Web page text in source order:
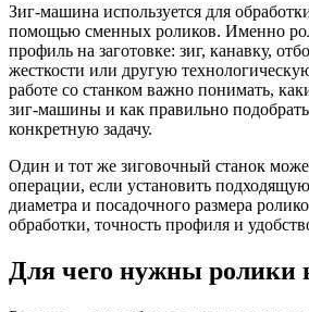
Зиг-машина используется для
помощью сменных роликов. Именно
профиль на заготовке: зиг, канавку,
жесткости или другую
работе со станком важно понимать,
зиг-машины и как правильно
конкретную задачу.
Один и тот же зиговочный станок
операции, если установить
диаметра и посадочного размера
обработки, точность профиля и
Для чего нужны ролики